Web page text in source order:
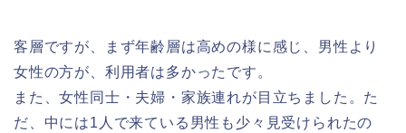
客層ですが、まず年齢層は高めの様に感じ、男性より
女性の方が、利用者は多かったです。
また、女性同士・夫婦・家族連れが目立ちました。た
だ、中には1人で来ている男性も少々見受けられたの